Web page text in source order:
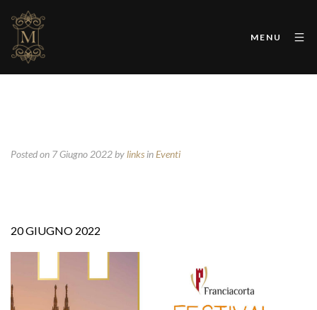
MENU
Posted on 7 Giugno 2022bylinksinEventi
20 GIUGNO 2022